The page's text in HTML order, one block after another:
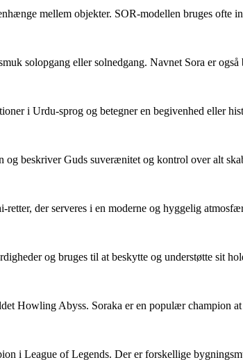
mellem objekter. SOR-modellen bruges ofte
solopgang eller solnedgang. Navnet Sora er
i Urdu-sprog og betegner en begivenhed eller
beskriver Guds suverænitet og kontrol over alt
der serveres i en moderne og hyggelig
og bruges til at beskytte og understøtte sit
Howling Abyss. Soraka er en populær champion
i League of Legends. Der er forskellige